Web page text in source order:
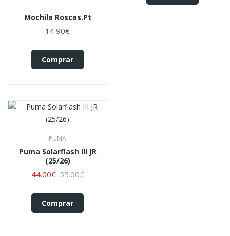
Mochila Roscas.pt
14.90€
Comprar
PUMA
Puma Solarflash III JR
(25/26)
44.00€ 55.00€
Comprar